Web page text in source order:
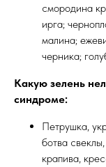
смородина
ирга;
малина;
черника;
Какую зелень
синдроме:
Петрушка,
ботва
крапива,